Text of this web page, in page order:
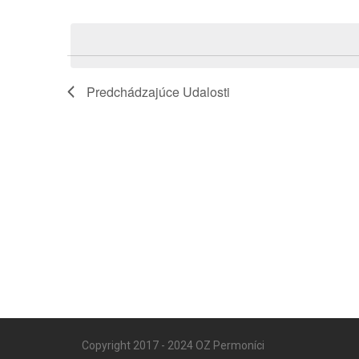
Predchádzajúce Udalosti
Copyright 2017 - 2024 OZ Permoníci